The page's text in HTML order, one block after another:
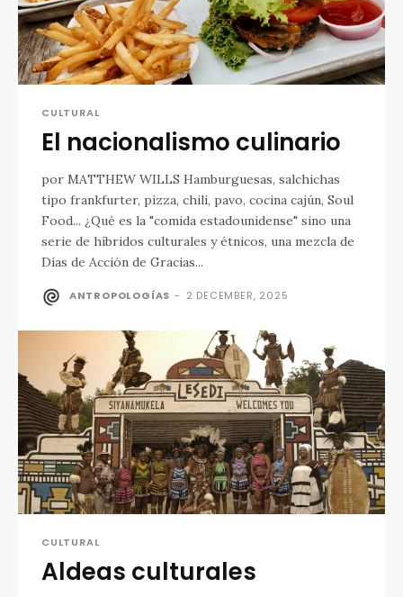
CULTURAL
El nacionalismo culinario
por MATTHEW WILLS Hamburguesas, salchichas
tipo frankfurter, pizza, chili, pavo, cocina cajún, Soul
Food... ¿Qué es la "comida estadounidense" sino una
serie de híbridos culturales y étnicos, una mezcla de
Días de Acción de Gracias...
ANTROPOLOGÍAS - 2 DECEMBER, 2025
CULTURAL
Aldeas culturales